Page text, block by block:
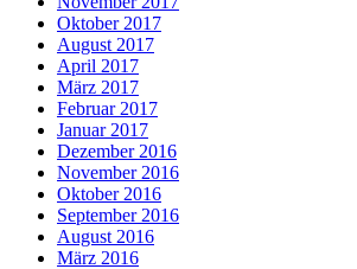
Oktober 2017
August 2017
April 2017
März 2017
Februar 2017
Januar 2017
Dezember 2016
November 2016
Oktober 2016
September 2016
August 2016
März 2016